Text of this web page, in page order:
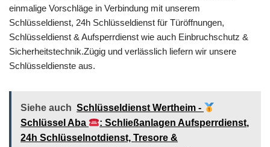
einmalige Vorschläge in Verbindung mit unserem
Schlüsseldienst, 24h Schlüsseldienst für Türöffnungen,
Schlüsseldienst & Aufsperrdienst wie auch Einbruchschutz &
Sicherheitstechnik.Zügig und verlässlich liefern wir unsere
Schlüsseldienste aus.
Siehe auch Schlüsseldienst Wertheim -
Schlüssel Aba
: Schließanlagen Aufsperrdienst,
24h Schlüsselnotdienst, Tresore &